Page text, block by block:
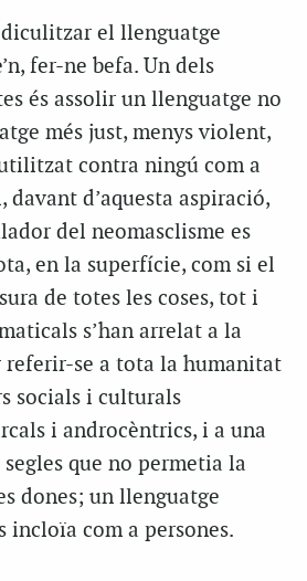
el llenguatge
fer-ne befa. Un dels
és assolir un llenguatge no
més just, menys violent,
contra ningú com a
davant d’aquesta aspiració,
del neomasclisme es
en la superfície, com si el
de totes les coses, tot i
s’han arrelat a la
referir-se a tota la humanitat
socials i culturals
i androcèntrics, i a una
que no permetia la
dones; un llenguatge
incloïa com a persones.